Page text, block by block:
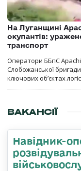
На Луганщині
окупантів:
транспорт
Оператори ББпС Apachi
Слобожанської
ключових об’єктах
ВАКАНСІЇ
Навідник-